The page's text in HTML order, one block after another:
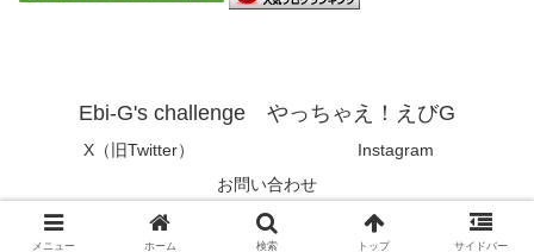
Ebi-G's challenge やっちゃえ！えびG
X（旧Twitter）
Instagram
お問い合わせ
© 2019 Ebi-G's challenge やっちゃえ！えびG.
メニュー ホーム 検索 トップ サイドバー